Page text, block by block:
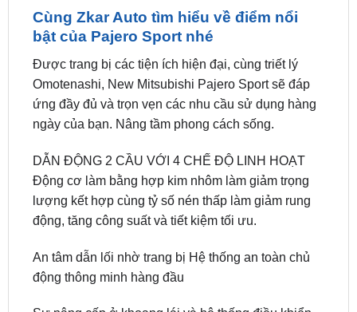
quét, giữ cho bề mặt luôn giữ được sự sạch sẽ và
bảo vệ nội thất xe.
Cùng Zkar Auto tìm hiểu về điểm nổi
bật của Pajero Sport nhé
Được trang bị các tiện ích hiện đại, cùng triết lý
ứng đầy đủ và trọn vẹn các nhu cầu sử dụng hàng
ngày của bạn. Nâng tầm phong cách sống.
DẪN ĐỘNG 2 CẦU VỚI 4 CHẾ ĐỘ LINH HOẠT
lượng kết hợp cùng tỷ số nén thấp làm giảm rung
động, tăng công suất và tiết kiệm tối ưu.